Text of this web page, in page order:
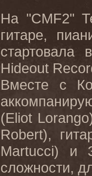
На "CMF2"
гитаре,
Hideout
Вместе с
(Eliot
Robert),
Martucci) и
сложности,